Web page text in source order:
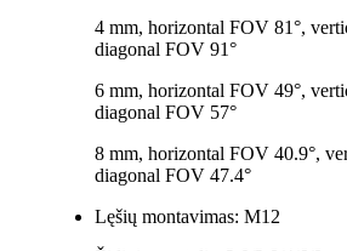
4 mm, horizontal FOV 81°,
diagonal FOV 91°
6 mm, horizontal FOV 49°,
diagonal FOV 57°
8 mm, horizontal FOV 40.9°,
diagonal FOV 47.4°
Lęšių montavimas: M12